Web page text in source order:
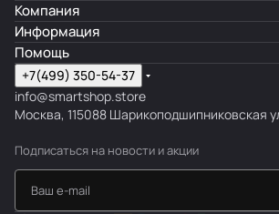
Компания
Информация
Помощь
+7(499) 350-54-37
info@smartshop.store
Москва, 115088 Шарикоподшипниковская
Подписаться на новости и акции